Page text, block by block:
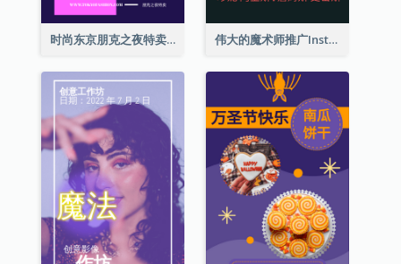
时尚东京朋克之夜特卖Instagram限时动态 伟大的魔术师推广Instagram限时动态